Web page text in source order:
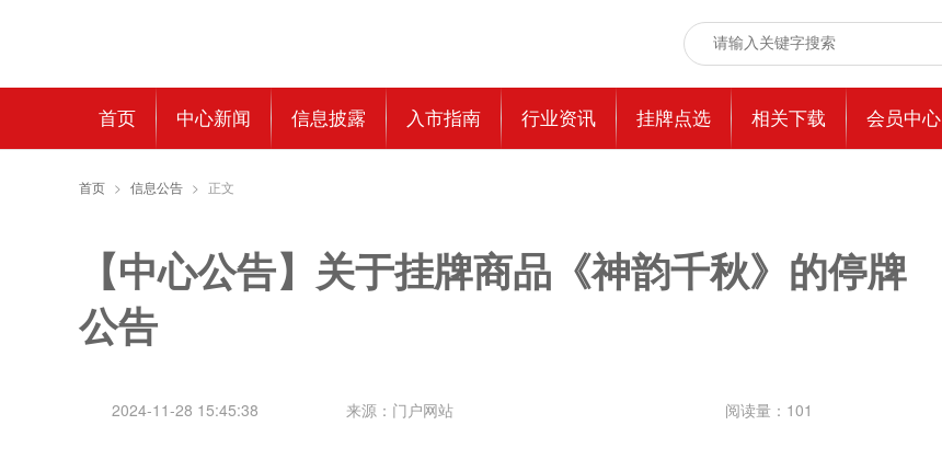
首页 中心新闻 信息披露 入市指南 行业资讯 挂牌点选 相关下载 会员中心
首页 > 信息公告 > 正文
【中心公告】关于挂牌商品《神韵千秋》的停牌
公告
2024-11-28 15:45:38 来源：门户网站 阅读量： 101